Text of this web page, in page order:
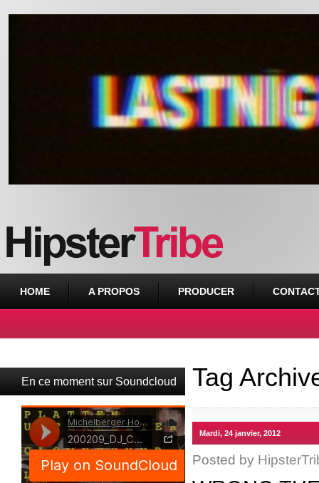
HOME A PROPOS PRODUCER
En ce moment sur Soundcloud Tag
Mardi, 24 janvier, 2012
Posted by